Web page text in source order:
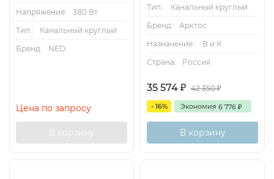
Напряжение:
380 Вт
Тип.:
Канальный круглый
Бренд:
NED
Цена по запросу
В корзину
Тип.:
Канальный круглый
Бренд:
Арктос
Назначение.:
В и К
Страна:
Россия
35 574 ₽ 42 350₽
- 16% Экономия 6 776 ₽
В корзину